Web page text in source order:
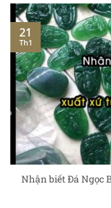
Nhận biết Đá Ngọc
21
Th1